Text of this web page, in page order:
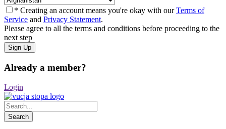
* Creating an account means you're okay with ourTerms of
Service and Privacy Statement.
Please agree to all the terms and conditions before proceeding to the
next step
Already a member?
Login